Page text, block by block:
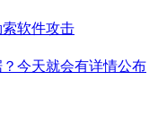
软件攻击
今天就会有详情公布